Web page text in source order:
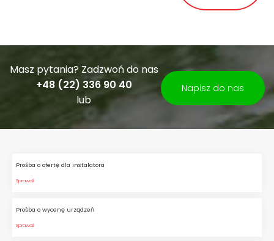
Masz pytania? Zadzwoń do nas
+48 (22) 336 90 40
lub
Napisz do nas
Prośba o ofertę dla instalatora
Sprawdź
Prośba o wycenę urządzeń
Sprawdź